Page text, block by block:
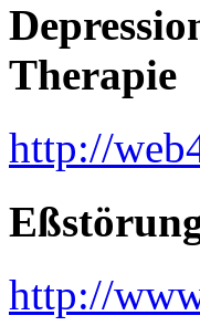
Therapie
http://
http://